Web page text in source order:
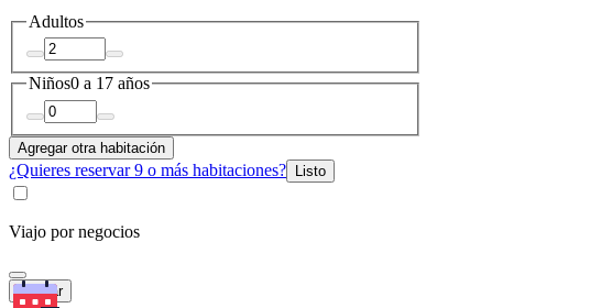
Adultos
Niños0 a 17 años
Agregar otra habitación
¿Quieres reservar 9 o más habitaciones? Listo
Viajo por negocios
Buscar